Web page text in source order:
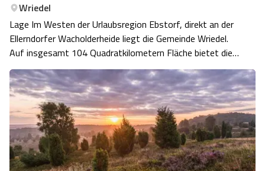
Wriedel
Lage Im Westen der Urlaubsregion Ebstorf, direkt an der
Ellerndorfer Wacholderheide liegt die Gemeinde Wriedel.
Auf insgesamt 104 Quadratkilometern Fläche bietet die
Gemeinde Wriedel ihren Gästen zahlreiche
Sehenswürdigkeiten und ist ein Paradies für Radfahrer,
Reiter und Wanderer.